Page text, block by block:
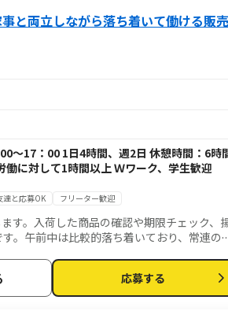
と両立しながら落ち着いて働ける販売
17：00 1日4時間、週2日 休憩時間：6時
に対して1時間以上 Ｗワーク、学生歓迎
達と応募OK フリーター歓迎
す。入荷した商品の確認や期限チェック、
。午前中は比較的落ち着いており、常連の
応募する